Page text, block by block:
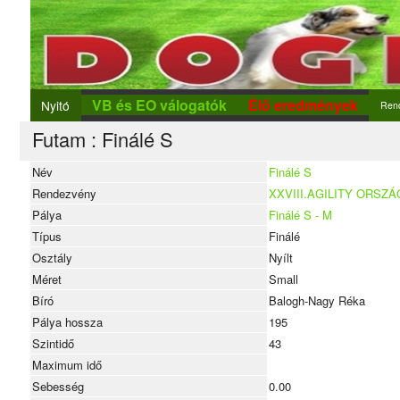
Nyitó VB és EO válogatók Élő eredmények
Futam : Finálé S
Név
Finálé S
Rendezvény
XXVIII.AGILITY
Pálya
Finálé S - M
Típus
Finálé
Osztály
Nyílt
Méret
Small
Bíró
Balogh-Nagy Réka
Pálya hossza
195
Szintidő
43
Maximum idő
Sebesség
0.00